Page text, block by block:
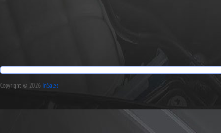
Copyright © 2026 InSales